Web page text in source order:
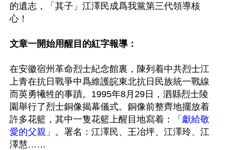
的遺志，「其子」江澤民成爲我黨第三代領導核
心！
文章一開始用醒目的紅字報導：
在安徽宿州革命烈士紀念館裏，陳列着中共烈士江
上青在抗日戰爭中爲維護皖東北抗日民族統一戰線
而英勇犧牲的事蹟。1995年8月29日，泗縣烈士陵
園舉行了烈士銅像揭幕儀式。銅像前整齊地擺放着
許多花籃，其中一隻花籃上醒目地寫着：
「獻給敬
愛的父親」 。署名：江澤民、王冶坪、江澤玲、江
澤慧……